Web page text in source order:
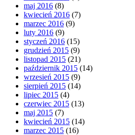
maj 2016 (8)
kwiecień 2016 (7)
marzec 2016 (9)
luty 2016 (9)
styczeń 2016 (15)
grudzień 2015 (9)
listopad 2015 (21)
październik 2015 (14)
wrzesień 2015 (9)
sierpień 2015 (14)
lipiec 2015 (4)
czerwiec 2015 (13)
maj 2015 (7)
kwiecień 2015 (14)
marzec 2015 (16)